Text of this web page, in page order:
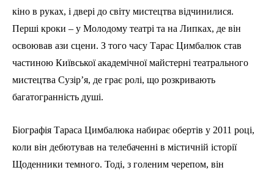
кіно в руках, і двері до світу мистецтва відчинилися.
Перші кроки – у Молодому театрі та на Липках, де він
освоював ази сцени. З того часу Тарас Цимбалюк став
частиною Київської академічної майстерні театрального
мистецтва Сузір’я, де грає ролі, що розкривають
багатогранність душі.
Біографія Тараса Цимбалюка набирає обертів у 2011 році,
коли він дебютував на телебаченні в містичній історії
Щоденники темного. Тоді, з голеним черепом, він